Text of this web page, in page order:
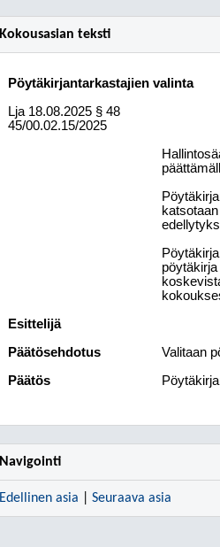
Kokousasian teksti
Pöytäkirjantarkastajien valinta
Lja 18.08.2025 § 48
45/00.02.15/2025
Esittelijä
Päätösehdotus
Valitaan
Päätös
Navigointi
Edellinen asia Seuraava asia